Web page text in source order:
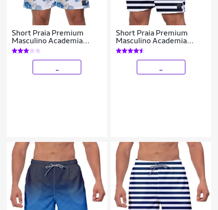
Short Praia Premium
Masculino Academia
Fitness Caminhada Flores
Azuis
Short Praia Premium
Masculino Academia
Fitness Caminhada Linhas
Pretas